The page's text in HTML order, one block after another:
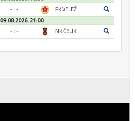
- : -
FK VELEŽ
09.08.2026. 21:00
- : - NK ČELIK